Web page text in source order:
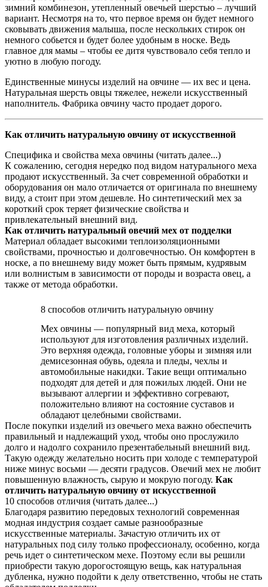
зимний комбинезон, утепленный овечьей шерстью – лучший
вариант. Несмотря на то, что первое время он будет немного
сковывать движения малыша, после нескольких стирок он
немного собьется и будет более удобным в носке. Ведь
главное для мамы – чтобы ее дитя чувствовало себя тепло и
уютно в любую погоду.
Единственные минусы изделий на овчине — их вес и цена.
Натуральная шерсть овцы тяжелее, нежели искусственный
наполнитель. Фабрика овчину часто продает дорого.
Как отличить натуральную овчину от искусственной
Специфика и свойства меха овчины (читать далее...)
К сожалению, сегодня нередко под видом натурального меха
продают искусственный. За счет современной обработки и
оборудования он мало отличается от оригинала по внешнему
виду, а стоит при этом дешевле. Но синтетический мех за
короткий срок теряет физические свойства и
привлекательный внешний вид.
Как отличить натуральный овечий мех от подделки
Материал обладает высокими теплоизоляционными
свойствами, прочностью и долговечностью. Он комфортен в
носке, а по внешнему виду может быть прямым, кудрявым
или волнистым в зависимости от породы и возраста овец, а
также от метода обработки.
8 способов отличить натуральную овчину
Мех овчины — популярный вид меха, который
используют для изготовления различных изделий.
Это верхняя одежда, головные уборы и зимняя или
демисезонная обувь, одеяла и пледы, чехлы и
автомобильные накидки. Такие вещи оптимально
подходят для детей и для пожилых людей. Они не
вызывают аллергии и эффективно согревают,
положительно влияют на состояние суставов и
обладают целебными свойствами.
После покупки изделий из овечьего меха важно обеспечить
правильный и надлежащий уход, чтобы оно прослужило
долго и надолго сохранило презентабельный внешний вид.
Такую одежду желательно носить при холоде с температурой
ниже минус восьми — десяти градусов. Овечий мех не любит
повышенную влажность, сырую и мокрую погоду. Как
отличить натуральную овчину от искусственной
10 способов отличия (читать далее...)
Благодаря развитию передовых технологий современная
модная индустрия создает самые разнообразные
искусственные материалы. Зачастую отличить их от
натуральных под силу только профессионалу, особенно, когда
речь идет о синтетическом мехе. Поэтому если вы решили
приобрести такую дорогостоящую вещь, как натуральная
дубленка, нужно подойти к делу ответственно, чтобы не стать